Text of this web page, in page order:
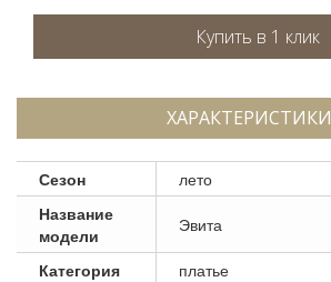
ХАРАКТЕРИСТИКИ
Сезон
лето
Название
модели
Эвита
Категория
платье